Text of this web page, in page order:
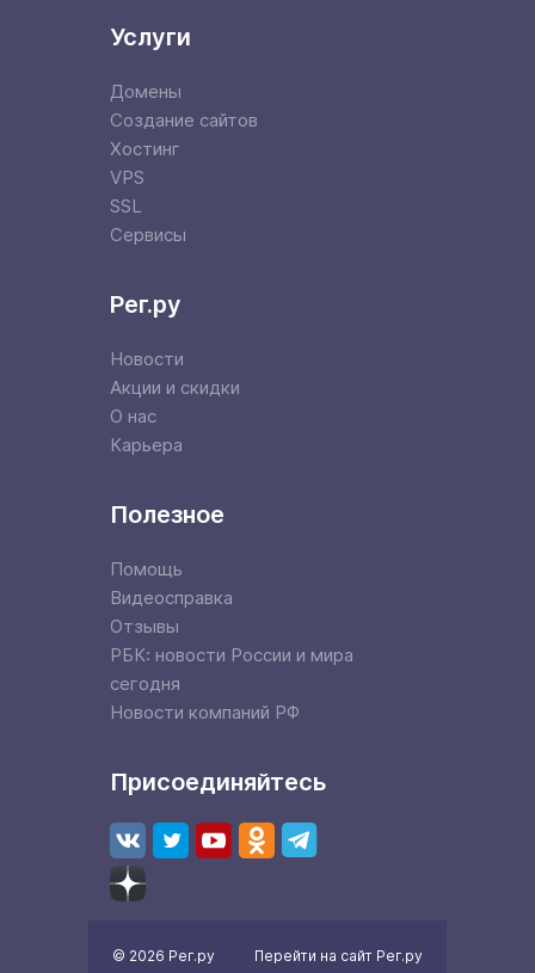
Услуги
Домены
Создание сайтов
Хостинг
VPS
SSL
Сервисы
Рег.ру
Новости
Акции и скидки
О нас
Карьера
Полезное
Помощь
Видеосправка
Отзывы
РБК: новости России и мира
сегодня
Новости компаний РФ
Присоединяйтесь
© 2026 Рег.ру Перейти на сайт Рег.ру